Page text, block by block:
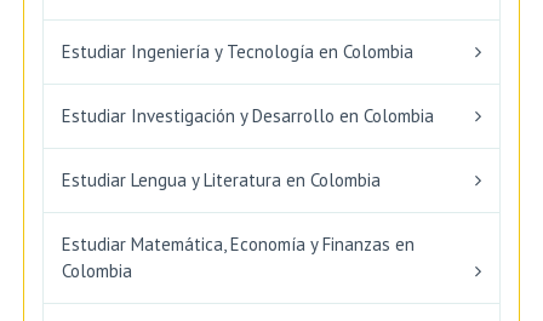
Estudiar Ingeniería y Tecnología en Colombia
Estudiar Investigación y Desarrollo en Colombia
Estudiar Lengua y Literatura en Colombia
Estudiar Matemática, Economía y Finanzas en
Colombia